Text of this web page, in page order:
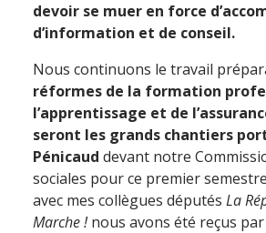
devoir se muer en force
d’information et de conseil.
Nous continuons le travail
réformes de la formation
l’apprentissage et de
seront les grands chantiers
Pénicaud devant notre
sociales pour ce premier
avec mes collègues députés La
Marche !nous avons été reçus